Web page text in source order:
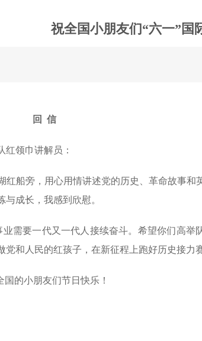
祝全国小朋友们“六一”国
回 信
红领巾讲解员：
红船旁，用心用情讲述党的历史、革命故事和
成长，我感到欣慰。
需要一代又一代人接续奋斗。希望你们高举
和人民的红孩子，在新征程上跑好历史接力赛
的小朋友们节日快乐！